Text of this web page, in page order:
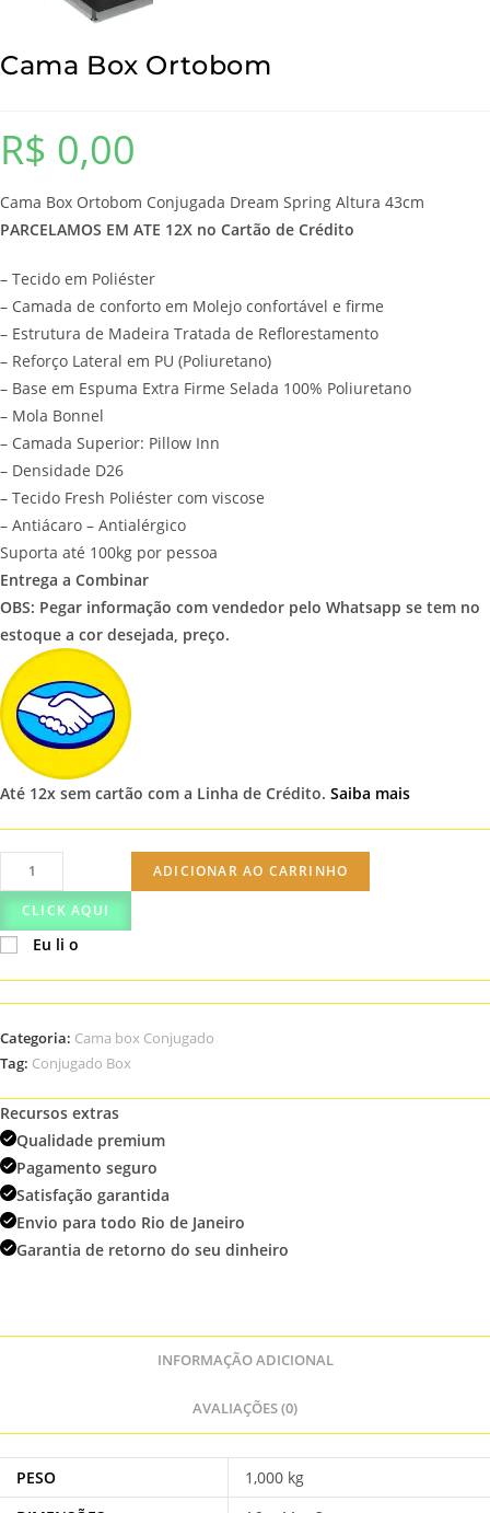
Cama Box Ortobom
R$ 0,00
Cama Box Ortobom Conjugada Dream Spring Altura 43cm
PARCELAMOS EM ATE 12X no Cartão de Crédito
– Tecido em Poliéster
– Camada de conforto em Molejo confortável e firme
– Estrutura de Madeira Tratada de Reflorestamento
– Reforço Lateral em PU (Poliuretano)
– Base em Espuma Extra Firme Selada 100% Poliuretano
– Mola Bonnel
– Camada Superior: Pillow Inn
– Densidade D26
– Tecido Fresh Poliéster com viscose
– Antiácaro – Antialérgico
Suporta até 100kg por pessoa
Entrega a Combinar
OBS: Pegar informação com vendedor pelo Whatsapp se tem no
estoque a cor desejada, preço.
Até 12x sem cartão com a Linha de Crédito. Saiba mais
Box
Ortobom
quantidade
ADICIONAR AO CARRINHO
CLICK AQUI
Eu li o
Categoria: Cama box Conjugado
Tag: Conjugado Box
Recursos extras
Qualidade premium
Pagamento seguro
Satisfação garantida
Envio para todo Rio de Janeiro
Garantia de retorno do seu dinheiro
INFORMAÇÃO ADICIONAL
AVALIAÇÕES (0)
PESO
1,000 kg